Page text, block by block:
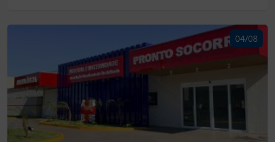
04/08